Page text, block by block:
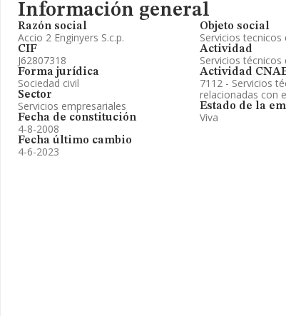
Información general
Razón social
Accio 2 Enginyers S.c.p.
CIF
J62807318
Forma jurídica
Sociedad civil
Sector
Servicios empresariales
Fecha de constitución
4-8-2008
Fecha último cambio
4-6-2023
Objeto social
Servicios tecnicos
Actividad
Servicios técnicos
Actividad
7112 - Servicios
relacionadas con
Estado de la
Viva